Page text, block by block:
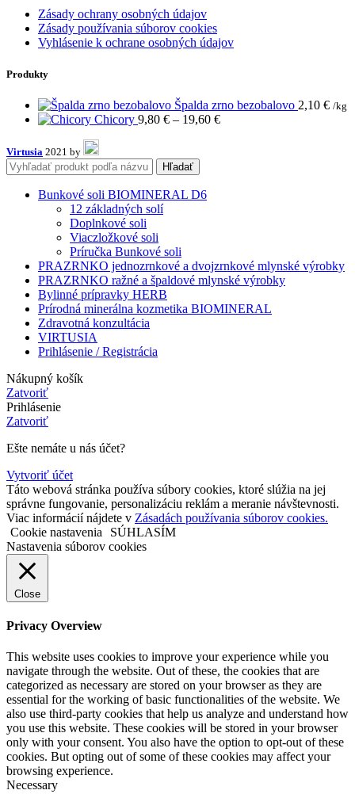
Zásady ochrany osobných údajov
Zásady používania súborov cookies
Vyhlásenie k ochrane osobných údajov
Produkty
Špalda zrno bezobalovo 2,10 € /kg
Chicory 9,80 € – 19,60 €Price
Virtusia 2021 by
Hľadať
Bunkové soli BIOMINERAL D6
12 základných solí
Doplnkové soli
Viaczložkové soli
Príručka Bunkové soli
PRAZRNKO jednozrnkové a dvojzrnkové mlynské výrobky
PRAZRNKO ražné a špaldové mlynské výrobky
Bylinné prípravky HERB
Prírodná minerálna kozmetika BIOMINERAL
Zdravotná konzultácia
VIRTUSIA
Prihlásenie / Registrácia
Nákupný košík
Zatvoriť
Prihlásenie
Zatvoriť
Ešte nemáte u nás účet?
Vytvoriť účet
Táto webová stránka používa súbory cookies, ktoré slúžia na jej
správne fungovanie, personalizáciu reklám a meranie návštevnosti.
Viac informácií nájdete v Zásadách používania súborov cookies.
Cookie nastavenia
SÚHLASÍM
Nastavenia súborov cookies
Close
Privacy Overview
This website uses cookies to improve your experience while you
navigate through the website. Out of these, the cookies that are
categorized as necessary are stored on your browser as they are
essential for the working of basic functionalities of the website. We
also use third-party cookies that help us analyze and understand how
you use this website. These cookies will be stored in your browser
only with your consent. You also have the option to opt-out of these
cookies. But opting out of some of these cookies may affect your
browsing experience.
Necessary